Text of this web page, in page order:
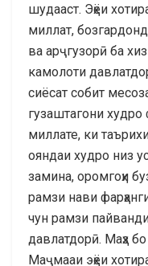
шудааст. Эҳёи
миллат,
ва арҷгузорӣ ба
камолоти
сиёсат собит
гузаштагони
миллате, ки
ояндаи худро низ
замина, оромгоҳи
рамзи нави
чун рамзи
давлатдорӣ. Маҳз
Маҷмааи эҳёи